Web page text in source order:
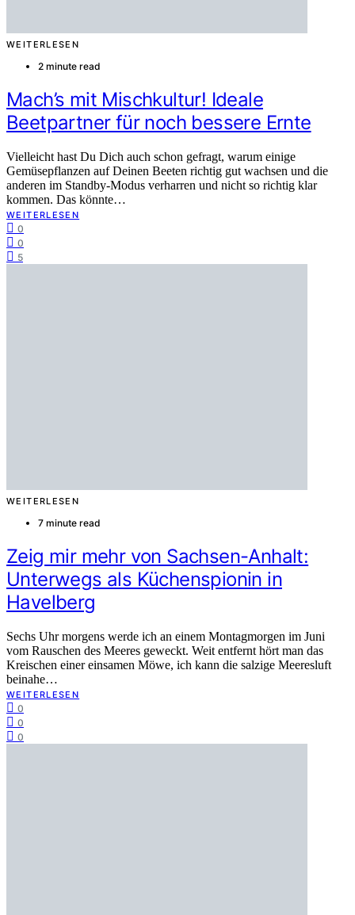
WEITERLESEN
2 minute read
Mach’s mit Mischkultur! Ideale
Beetpartner für noch bessere Ernte
Vielleicht hast Du Dich auch schon gefragt, warum einige
Gemüsepflanzen auf Deinen Beeten richtig gut wachsen und die
anderen im Standby-Modus verharren und nicht so richtig klar
kommen. Das könnte…
WEITERLESEN
0
0
5
WEITERLESEN
7 minute read
Zeig mir mehr von Sachsen-Anhalt:
Unterwegs als Küchenspionin in
Havelberg
Sechs Uhr morgens werde ich an einem Montagmorgen im Juni
vom Rauschen des Meeres geweckt. Weit entfernt hört man das
Kreischen einer einsamen Möwe, ich kann die salzige Meeresluft
beinahe…
WEITERLESEN
0
0
0